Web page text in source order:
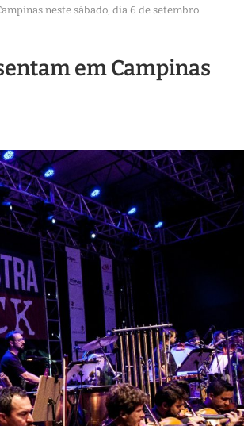
neste sábado, dia 6 de setembro
em Campinas